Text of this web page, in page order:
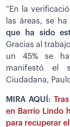
“En la
las áreas, se
que ha sido
Gracias al
un 45% se
manifestó el
Ciudadana,
MIRA AQUÍ:
en Barrio Lindo
para recuperar